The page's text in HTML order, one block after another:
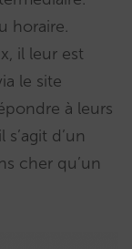
horaire.
il leur est
le site
à leurs
d’un
cher qu’un